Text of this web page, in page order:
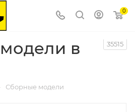
0
в
35515
Сборные модели